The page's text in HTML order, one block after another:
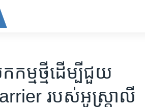
កម្ម​ថ្មី​ដើម្បី​ជួយ​
របស់​អូស្ត្រាលី